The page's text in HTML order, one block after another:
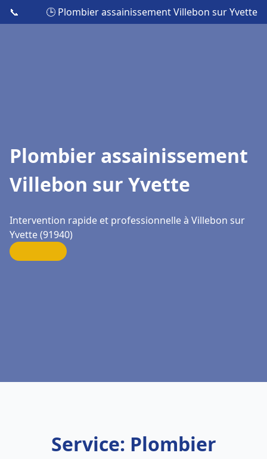
📞 🕒 Plombier assainissement Villebon sur Yvette
Plombier assainissement
Villebon sur Yvette
Intervention rapide et professionnelle à Villebon sur
Yvette (91940)
Service: Plombier